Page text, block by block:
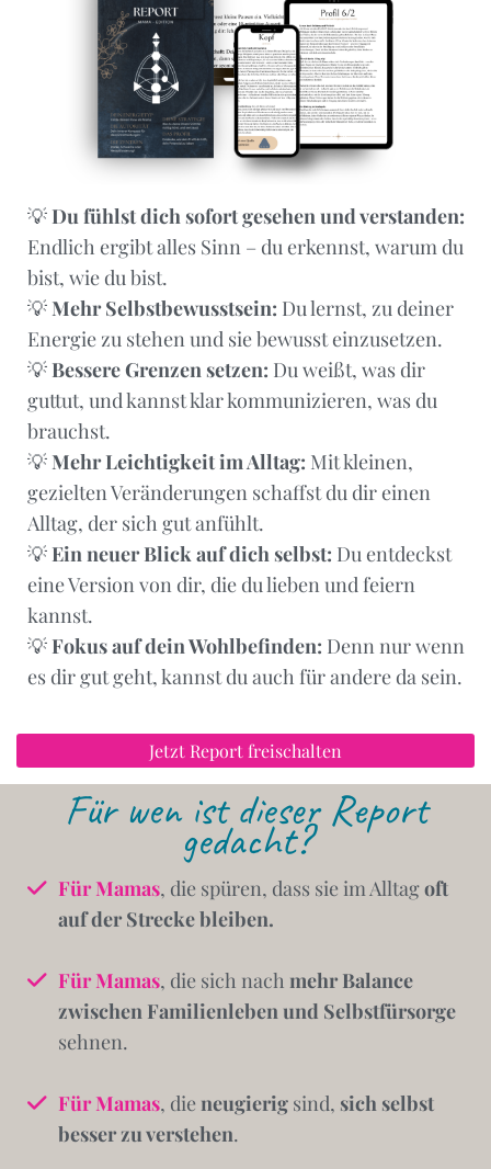
💡Du fühlst dich sofort gesehen und verstanden:
Endlich ergibt alles Sinn – du erkennst, warum du
bist, wie du bist.
💡Mehr Selbstbewusstsein: Du lernst, zu deiner
Energie zu stehen und sie bewusst einzusetzen.
💡Bessere Grenzen setzen: Du weißt, was dir
guttut, und kannst klar kommunizieren, was du
brauchst.
💡Mehr Leichtigkeit im Alltag: Mit kleinen,
gezielten Veränderungen schaffst du dir einen
Alltag, der sich gut anfühlt.
💡Ein neuer Blick auf dich selbst: Du entdeckst
eine Version von dir, die du lieben und feiern
kannst.
💡Fokus auf dein Wohlbefinden: Denn nur wenn
es dir gut geht, kannst du auch für andere da sein.
Jetzt Report freischalten
Für wen ist dieser Report
gedacht?
Für Mamas, die spüren, dass sie im Alltagoft
auf der Strecke bleiben.
Für Mamas, die sich nach mehr Balance
zwischen Familienleben und Selbstfürsorge
sehnen.
Für Mamas, dieneugierig sind, sich selbst
besser zu verstehen.